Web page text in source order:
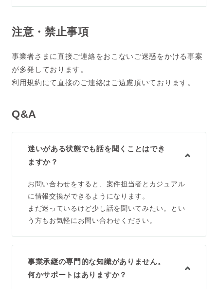
注意・禁止事項
事業者さまに直接ご連絡をおこないご迷惑をかける事案
が多発しております。
利用規約にて直接のご連絡はご遠慮頂いております。
Q&A
迷いがある状態でも話を聞くことはでき
ますか？
お問い合わせをすると、案件担当者とカジュアル
に情報交換ができるようになります。
まだ迷っているけど少し話を聞いてみたい。とい
う方もお気軽にお問い合わせください。
事業承継の専門的な知識がありません。
何かサポートはありますか？